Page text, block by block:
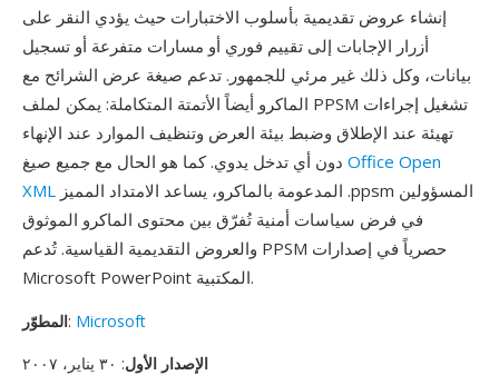
إنشاء عروض تقديمية بأسلوب الاختبارات حيث يؤدي النقر على
أزرار الإجابات إلى تقييم فوري أو مسارات متفرعة أو تسجيل
بيانات، وكل ذلك غير مرئي للجمهور. تدعم صيغة عرض الشرائح مع
الماكرو أيضاً الأتمتة المتكاملة: يمكن لملف PPSM تشغيل إجراءات
تهيئة عند الإطلاق وضبط بيئة العرض وتنظيف الموارد عند الإنهاء
Office Open
XML
في فرض سياسات أمنية تُفرّق بين محتوى الماكرو الموثوق
والعروض التقديمية القياسية. تُدعم PPSM حصرياً في إصدارات
Microsoft PowerPoint المكتبية.
المطوّر: Microsoft
الإصدار الأول: ٣٠ يناير، ٢٠٠٧